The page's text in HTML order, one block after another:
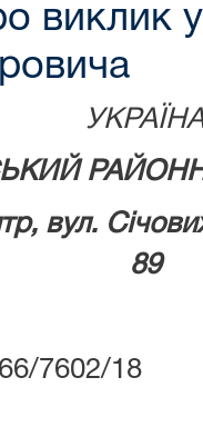
виклик у
вул.
89
7602/18